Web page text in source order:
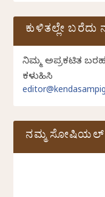
ಕುಳಿತಲ್ಲೇ
ನಿಮ್ಮ ಅಪ್ರಕಟಿತ
ಕಳುಹಿಸಿ
ನಮ್ಮ